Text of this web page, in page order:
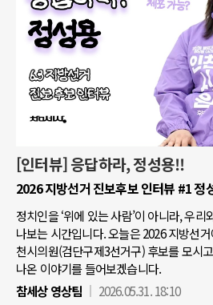
[인터뷰] 응답하라, 정성용!!
2026 지방선거 진보후보 인터뷰 #1 정
정치인을 ‘위에 있는 사람’이 아니라, 우
나보는 시간입니다. 오늘은 2026 지방선
천시의원(검단구제3선거구) 후보를 모시
나온 이야기를 들어보겠습니다.
참세상 영상팀
2026.05.31. 18:10